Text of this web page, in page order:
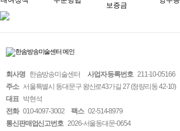
보증금
회사명 한솜방송미술센터 사업자 등록번호 211-10-05166
주소 서울특별시 동대문구 왕산로43가길 27 (청량리동 42-10)
대표 박현석
전화 010-4097-3002 팩스 02-514-8979
통신판매업신고번호 2026-서울동대문-0654